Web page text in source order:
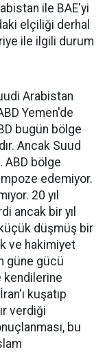
ile BAE'yi
elçiliği derhal
ile ilgili durum
Arabistan
Yemen'de
bugün bölge
Ancak Suud
bölge
edemiyor.
20 yıl
ancak bir yıl
düşmüş bir
ve hakimiyet
güne gücü
kendilerine
kuşatıp
verdiği
bu